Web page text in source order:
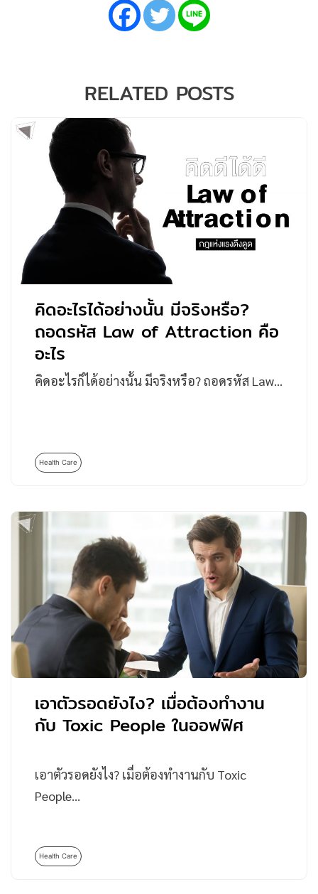
RELATED POSTS
คิดอะไรได้อย่างนั้น มีจริงหรือ?
ถอดรหัส Law of Attraction คือ
อะไร
คิดอะไรก็ได้อย่างนั้น มีจริงหรือ? ถอดรหัส Law…
Health Care
เอาตัวรอดยังไง? เมื่อต้องทำงาน
กับ Toxic People ในออฟฟิศ
เอาตัวรอดยังไง? เมื่อต้องทำงานกับ Toxic
People…
Health Care